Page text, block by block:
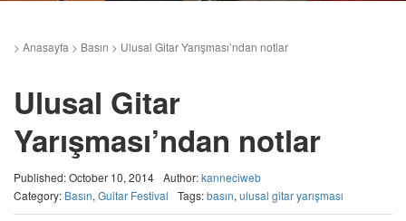
> Anasayfa > Basın > Ulusal Gitar Yarışması’ndan notlar
Ulusal Gitar
Yarışması’ndan notlar
Published: October 10, 2014 Author:kanneciweb
Category: Basın, Guitar Festival Tags:basın, ulusal gitar yarışması